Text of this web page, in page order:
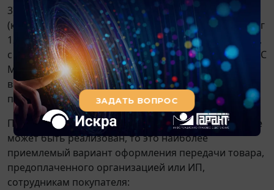
3) если в чеке не указывать реквизиты "покупатель
(клиент)" (тег 1227) и "ИНН покупателя (клиента)" (тег
1228) (т.е. товар продать как при продаже в розницу,
с указанием способа оплаты "зачет аванса"), то в ГИС
МТ будут автоматически переданы сведения о
выводе маркированного товара, указанного в
предмете расчета чека.
По нашему мнению, если вариант два технически не
может быть реализован, то это наиболее
приемлемый вариант оформления передачи товара,
предоплаченного организацией или ИП,
сотрудникам покупателя: